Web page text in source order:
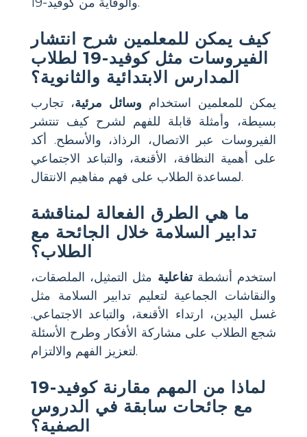
كيف يمكن للمعلمين شرح انتشار
الفيروسات مثل كوفيد-19 لطلاب
المدارس الابتدائية والثانوية؟
يمكن للمعلمين استخدام وسائل مرئية، تجارب
بسيطة، وأمثلة قابلة للفهم لشرح كيف تنتشر
الفيروسات عبر الاتصال، الرذاذ، والأسطح. أكد
على أهمية النظافة، الأقنعة، والتباعد الاجتماعي
لمساعدة الطلاب على فهم مفاهيم الانتقال.
ما هي الطرق الفعالة لمناقشة
تدابير السلامة خلال الجائحة مع
الطلاب؟
استخدم أنشطةتفاعلية مثل التمثيل، الملصقات،
والنقاشات الجماعية لتعليم تدابير السلامة مثل
غسل اليدين، ارتداء الأقنعة، والتباعد الاجتماعي.
شجع الطلاب على مشاركة الأفكار وطرح الأسئلة
لتعزيز الفهم والالتزام.
لماذا من المهم مقارنة كوفيد-19
مع جائحات سابقة في الدروس
الصفية؟